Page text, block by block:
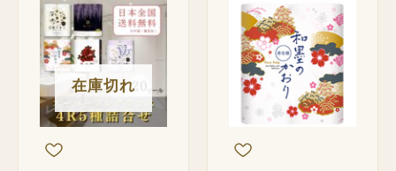
在庫切れ